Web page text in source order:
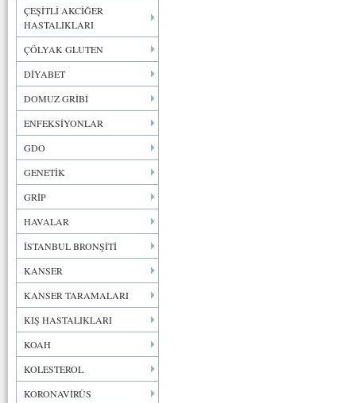
ÇEŞİTLİ AKCİĞER
HASTALIKLARI
ÇÖLYAK GLUTEN
DİYABET
DOMUZ GRİBİ
ENFEKSİYONLAR
GDO
GENETİK
GRİP
HAVALAR
İSTANBUL BRONŞİTİ
KANSER
KANSER TARAMALARI
KIŞ HASTALIKLARI
KOAH
KOLESTEROL
KORONAVİRÜS